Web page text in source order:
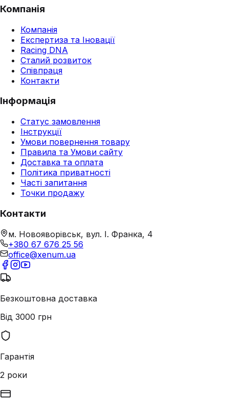
Компанія
Компанія
Експертиза та Іновації
Racing DNA
Сталий розвиток
Співпраця
Контакти
Інформація
Статус замовлення
Інструкції
Умови повернення товару
Правила та Умови сайту
Доставка та оплата
Політика приватності
Часті запитання
Точки продажу
Контакти
м. Новояворівськ, вул. І. Франка, 4
+380 67 676 25 56
office@xenum.ua
Безкоштовна доставка
Від 3000 грн
Гарантія
2 роки